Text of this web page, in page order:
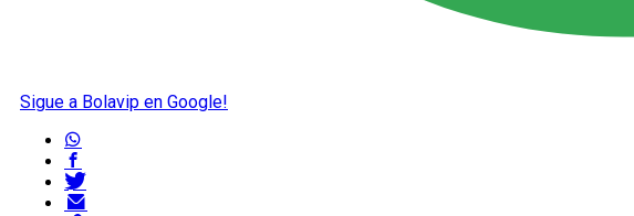
Sigue a Bolavip en Google!